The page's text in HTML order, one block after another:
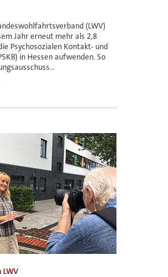
(LWV)
Jahr erneut mehr als 2,8
Psychosozialen Kontakt- und
in Hessen aufwenden. So
LWV